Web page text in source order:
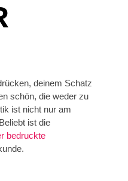
deinem Schatz
schön, die weder zu
ist nicht nur am
ist die
bedruckte